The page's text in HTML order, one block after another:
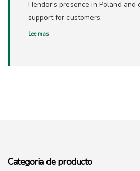
Hendor's presence in Poland and
support for customers.
Lee mas
Categoria de producto